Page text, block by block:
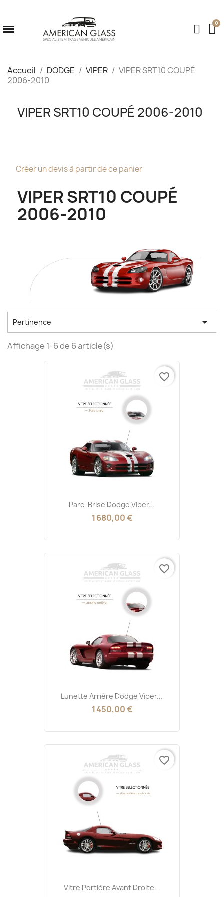
Accueil DODGE VIPER
VIPER SRT10 COUPÉ
2006-2010
VIPER SRT10 COUPÉ 2006-2010
Créer un devis à partir de ce panier
VIPER SRT10 COUPÉ
2006-2010
Pertinence 
Affichage 1-6 de 6 article(s)
Pare-Brise Dodge Viper...
1 680,00 €
favorite_border
Lunette Arrière Dodge Viper...
1 450,00 €
favorite_border
Vitre Portière Avant Droite...
favorite_border